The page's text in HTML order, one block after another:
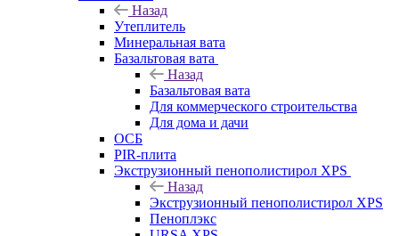
Назад
Утеплитель
Минеральная вата
Базальтовая вата
Назад
Базальтовая вата
Для коммерческого строительства
Для дома и дачи
ОСБ
PIR-плита
Экструзионный пенополистирол XPS
Назад
Экструзионный пенополистирол XPS
Пеноплэкс